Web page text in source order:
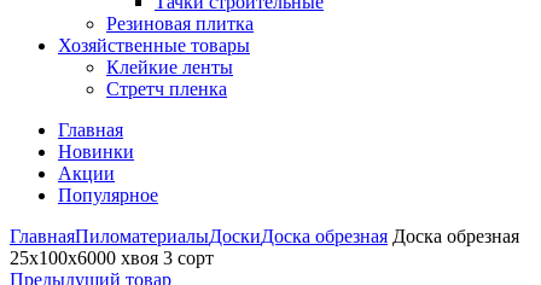
Резиновая плитка
Хозяйственные товары
Клейкие ленты
Стретч пленка
Главная
Новинки
Акции
Популярное
ГлавнаяПиломатериалыДоскиДоска обрезная Доска обрезная
25х100х6000 хвоя 3 сорт
Предыдущий товар